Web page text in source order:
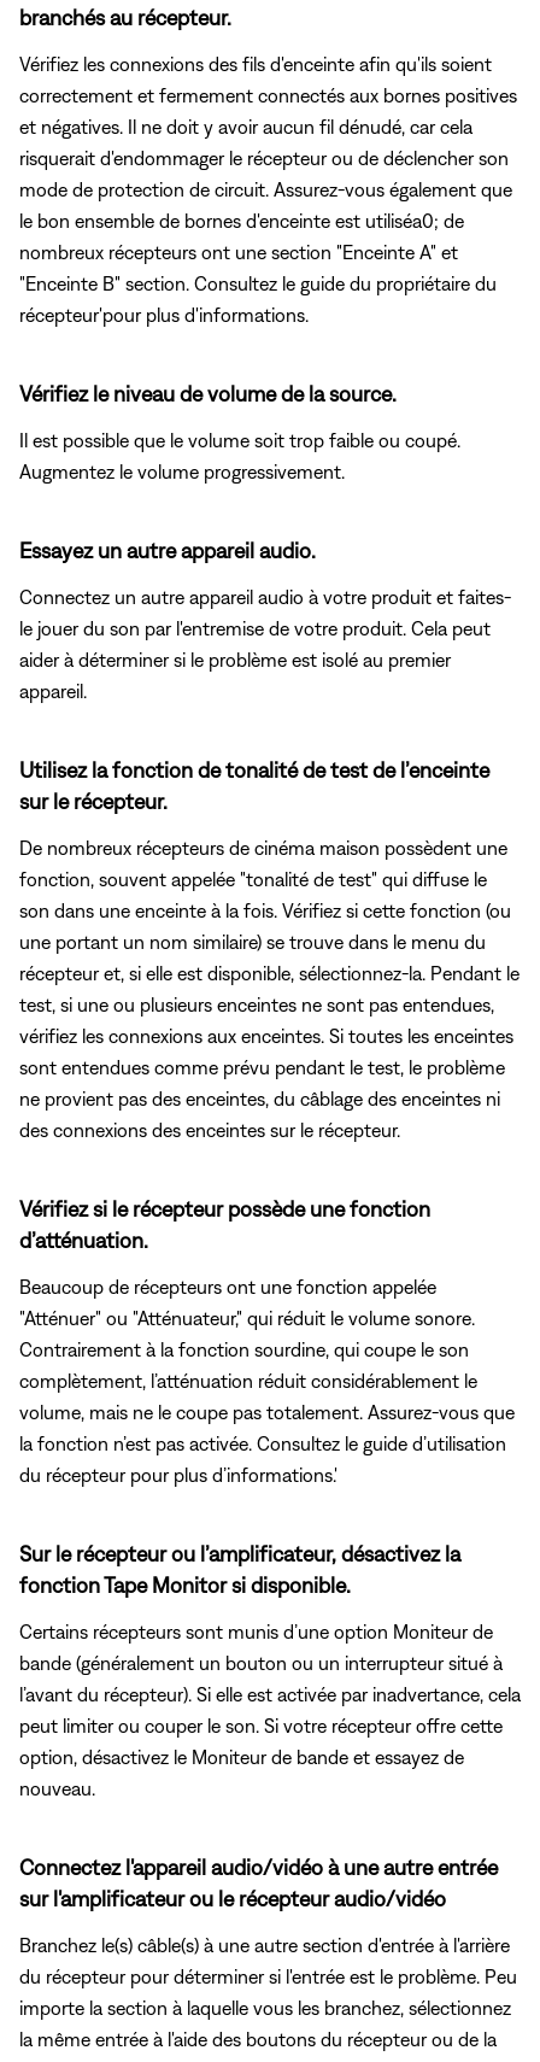
branchés au récepteur.
Vérifiez les connexions des fils d'enceinte afin qu'ils soient
correctement et fermement connectés aux bornes positives
et négatives. Il ne doit y avoir aucun fil dénudé, car cela
risquerait d'endommager le récepteur ou de déclencher son
mode de protection de circuit. Assurez-vous également que
le bon ensemble de bornes d'enceinte est utiliséa0; de
nombreux récepteurs ont une section "Enceinte A" et
"Enceinte B" section. Consultez le guide du propriétaire du
récepteur'pour plus d'informations.
Vérifiez le niveau de volume de la source.
Il est possible que le volume soit trop faible ou coupé.
Augmentez le volume progressivement.
Essayez un autre appareil audio.
Connectez un autre appareil audio à votre produit et faites-
le jouer du son par l'entremise de votre produit. Cela peut
aider à déterminer si le problème est isolé au premier
appareil.
Utilisez la fonction de tonalité de test de l’enceinte
sur le récepteur.
De nombreux récepteurs de cinéma maison possèdent une
fonction, souvent appelée "tonalité de test" qui diffuse le
son dans une enceinte à la fois. Vérifiez si cette fonction (ou
une portant un nom similaire) se trouve dans le menu du
récepteur et, si elle est disponible, sélectionnez-la. Pendant le
test, si une ou plusieurs enceintes ne sont pas entendues,
vérifiez les connexions aux enceintes. Si toutes les enceintes
sont entendues comme prévu pendant le test, le problème
ne provient pas des enceintes, du câblage des enceintes ni
des connexions des enceintes sur le récepteur.
Vérifiez si le récepteur possède une fonction
d’atténuation.
Beaucoup de récepteurs ont une fonction appelée
"Atténuer" ou "Atténuateur," qui réduit le volume sonore.
Contrairement à la fonction sourdine, qui coupe le son
complètement, l’atténuation réduit considérablement le
volume, mais ne le coupe pas totalement. Assurez-vous que
la fonction n’est pas activée. Consultez le guide d’utilisation
du récepteur pour plus d’informations.'
Sur le récepteur ou l’amplificateur, désactivez la
fonction Tape Monitor si disponible.
Certains récepteurs sont munis d’une option Moniteur de
bande (généralement un bouton ou un interrupteur situé à
l’avant du récepteur). Si elle est activée par inadvertance, cela
peut limiter ou couper le son. Si votre récepteur offre cette
option, désactivez le Moniteur de bande et essayez de
nouveau.
Connectez l'appareil audio/vidéo à une autre entrée
sur l'amplificateur ou le récepteur audio/vidéo
Branchez le(s) câble(s) à une autre section d'entrée à l'arrière
du récepteur pour déterminer si l'entrée est le problème. Peu
importe la section à laquelle vous les branchez, sélectionnez
la même entrée à l'aide des boutons du récepteur ou de la